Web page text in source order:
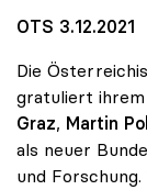
OTS 3.12.2021
Die
gratuliert
Graz, Martin
als neuer
und